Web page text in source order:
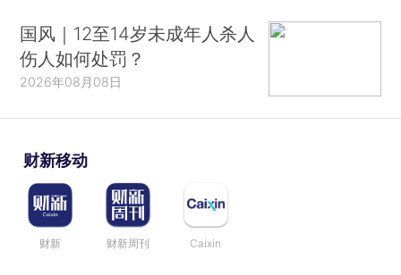
国风｜12至14岁未成年人杀人
伤人如何处罚？
2026年08月08日
财新移动
财新 财新周刊 Caixin